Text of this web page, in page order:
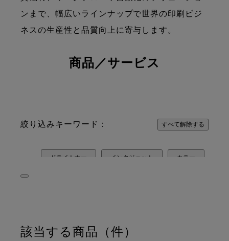
ンまで、幅広いラインナップで世界の印刷ビジ
ネスの生産性と品質向上に寄与します。
商品／サービス
絞り込みキーワード： すべて解除する
ドライトナー インクジェット カラー
カラーマネジメント
該当する商品（件）